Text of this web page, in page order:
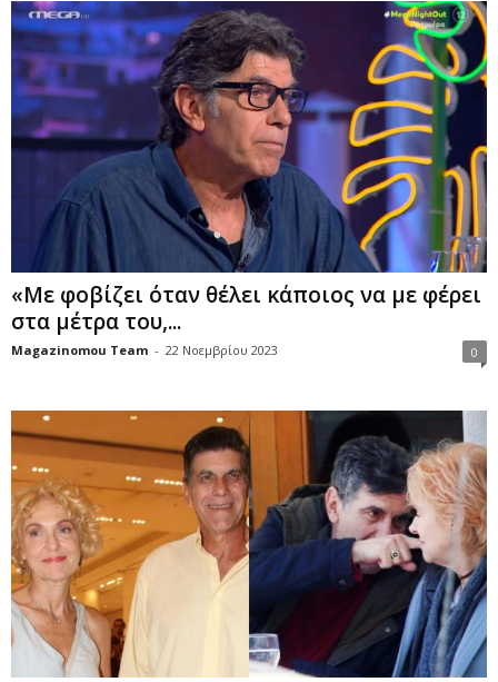
«Με φοβίζει όταν θέλει κάποιος να με φέρει
στα μέτρα του,...
Magazinomou Team - 22 Νοεμβρίου 2023 0